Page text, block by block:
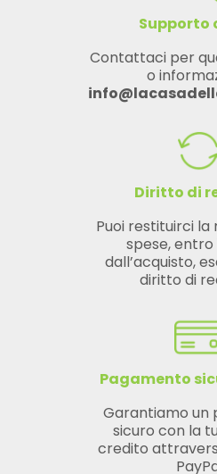
Supporto
Contattaci per
o
Diritto di
Puoi restituirci la
spese, entro
dall’acquisto,
diritto di
Pagamento
Garantiamo un
sicuro con la
credito